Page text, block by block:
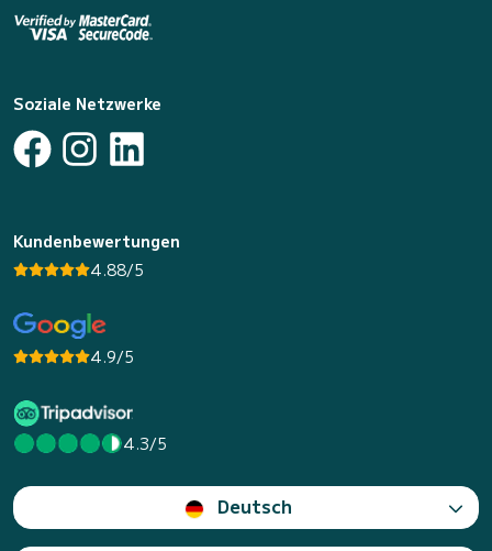
Soziale Netzwerke
Kundenbewertungen
4.88/5
4.9/5
4.3/5
Deutsch